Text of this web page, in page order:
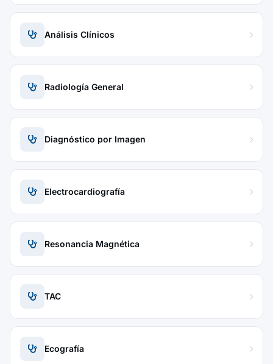
Análisis Clínicos
Radiología General
Diagnóstico por Imagen
Electrocardiografía
Resonancia Magnética
TAC
Ecografía